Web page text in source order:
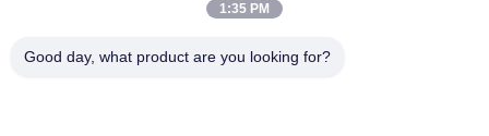
Hohe Zuverlässigkeit Soem-ODM elektrisches Ptc-Heizungs-
1:35 PM
Good day, what product are you looking for?